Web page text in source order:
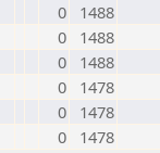
0
1488
0
1488
0
1488
0
1478
0
1478
0 1478